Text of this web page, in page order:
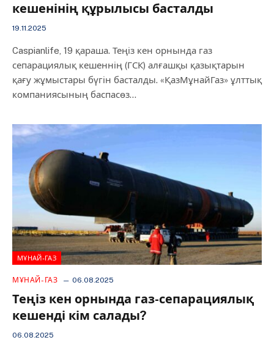
кешенінің құрылысы басталды
19.11.2025
Caspianlife, 19 қараша. Теңіз кен орнында газ
сепарациялық кешеннің (ГСК) алғашқы қазықтарын
қағу жұмыстары бүгін басталды. «ҚазМұнайГаз» ұлттық
компаниясының баспасөз…
МҰНАЙ-ГАЗ
МҰНАЙ-ГАЗ 06.08.2025
Теңіз кен орнында газ-сепарациялық
кешенді кім салады?
06.08.2025